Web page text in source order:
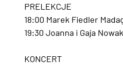
PRELEKCJE
18:00 Marek Fiedler
19:30 Joanna i Gaja
KONCERT